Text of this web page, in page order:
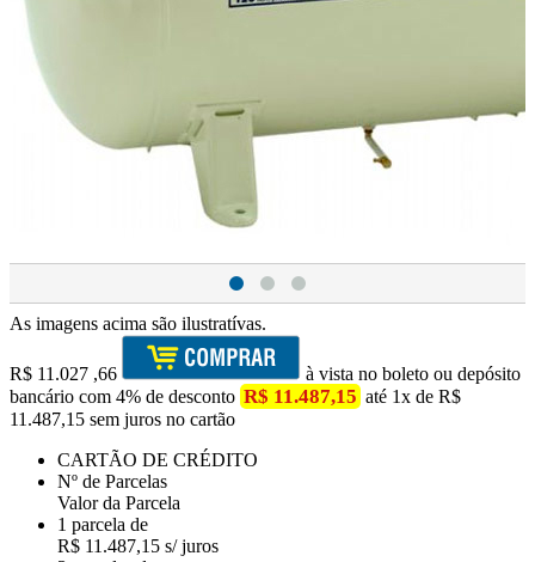
As imagens acima são ilustratívas.
R$ 11.027 ,66
à vista no boleto ou depósito
bancário com 4% de desconto R$ 11.487,15 até 1x de R$
11.487,15 sem juros no cartão
CARTÃO DE CRÉDITO
Nº de Parcelas
Valor da Parcela
1 parcela de
R$ 11.487,15 s/ juros